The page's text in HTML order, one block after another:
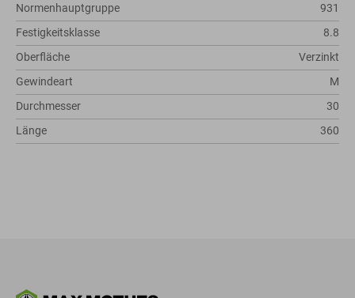
Normenhauptgruppe
931
Festigkeitsklasse
8.8
Oberfläche
Verzinkt
Gewindeart
M
Durchmesser
30
Länge
360